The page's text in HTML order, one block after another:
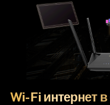
Wi-Fi интернет